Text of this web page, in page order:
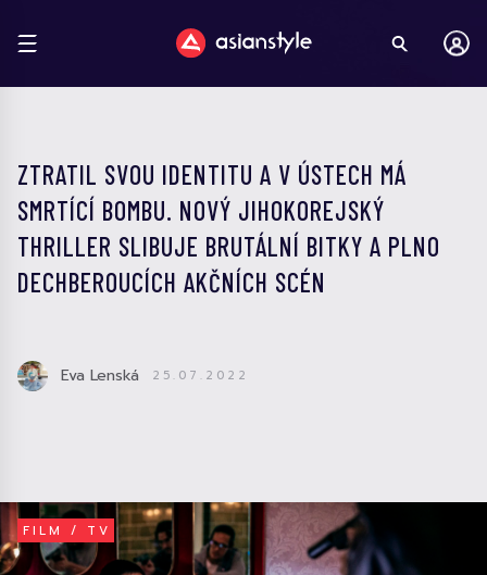
ZTRATIL SVOU IDENTITU A V ÚSTECH MÁ
SMRTÍCÍ BOMBU. NOVÝ JIHOKOREJSKÝ
THRILLER SLIBUJE BRUTÁLNÍ BITKY A PLNO
DECHBEROUCÍCH AKČNÍCH SCÉN
Eva Lenská 25.07.2022
FILM / TV